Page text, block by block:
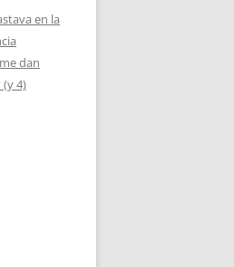
en la
dan
4)